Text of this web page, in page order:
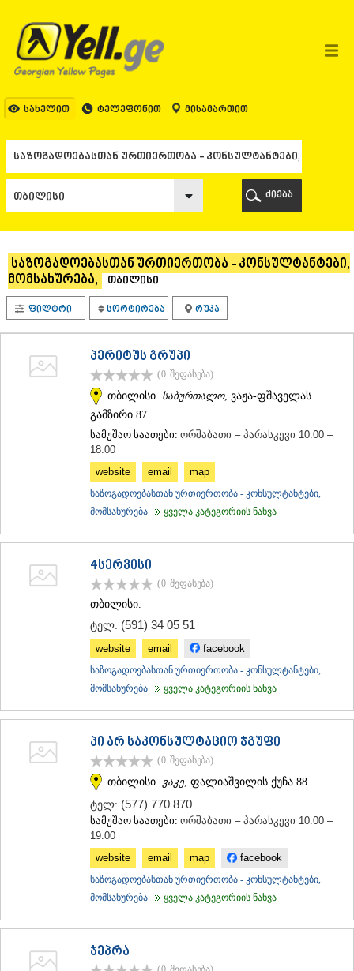
სახელით ტელეფონით მისამართით
ᲗᲑᲘᲚᲘᲡᲘ
ᲗᲑᲘᲚᲘᲡᲘ
ᲐᲤᲮᲐᲖᲔᲗᲘ
ᲒᲐᲚᲘ
ᲑᲐᲗᲣᲛᲘ
ᲥᲝᲑᲣᲚᲔᲗᲘ
ᲨᲣᲐᲮᲔᲕᲘ
ᲩᲐᲥᲕᲘ
ᲝᲖᲣᲠᲒᲔᲗᲘ
ᲩᲝᲮᲐᲢᲐᲣᲠᲘ
ᲣᲠᲔᲙᲘ
ᲘᲛᲔᲠᲔᲗᲘ
ᲑᲐᲦᲓᲐᲗᲘ
ᲕᲐᲜᲘ
ᲗᲔᲠᲯᲝᲚᲐ
ᲒᲣᲠᲯᲐᲐᲜᲘ
ᲓᲔᲓᲝᲤᲚᲘᲡᲬᲧᲐᲠᲝ
ᲗᲔᲚᲐᲕᲘ
ᲚᲐᲒᲝᲓᲔᲮᲘ
ᲛᲪᲮᲔᲗᲐ–ᲛᲗᲘᲐᲜᲔᲗᲘ
ᲛᲪᲮᲔᲗᲐ
ᲡᲢᲔᲤᲐᲜᲬᲛᲘᲜᲓᲐ (ᲧᲐᲖᲑᲔᲒᲘ)
ᲒᲣᲓᲐᲣᲠᲘ
ᲐᲮᲐᲚᲒᲝᲠᲘ
ᲠᲐᲭᲐ-ᲚᲔᲩᲮᲣᲛᲘ/ᲥᲕᲔᲛᲝ ᲡᲕᲐᲜᲔᲗᲘ
ᲐᲛᲑᲠᲝᲚᲐᲣᲠᲘ
ᲡᲐᲛᲔᲒᲠᲔᲚᲝ/ᲖᲔᲛᲝ ᲡᲕᲐᲜᲔᲗᲘ
ᲛᲔᲡᲢᲘᲐ
ᲤᲝᲗᲘ
ძიება
საზოგადოებასთან ურთიერთობა - კონსულტანტები,
მომსახურება,
თბილისი
ფილტრი სორტირება რუკა
პერიტუს გრუპი
(0 შეფასება)
თბილისი. საბურთალო, ვაჟა-ფშაველას
გამზირი 87
სამუშაო საათები: ორშაბათი – პარასკევი 10:00 –
18:00
website
email map
საზოგადოებასთან ურთიერთობა - კონსულტანტები,
მომსახურება
ყველა კატეგორიის ნახვა
4სერვისი
(0 შეფასება)
თბილისი.
ტელ: (591) 34 05 51
website email facebook
საზოგადოებასთან ურთიერთობა - კონსულტანტები,
მომსახურება
ყველა კატეგორიის ნახვა
პი არ საკონსულტაციო ჯგუფი
(0 შეფასება)
თბილისი. ვაკე , ფალიაშვილის ქუჩა 88
ტელ: (577) 770 870
სამუშაო საათები: ორშაბათი – პარასკევი 10:00 –
19:00
website
email map facebook
საზოგადოებასთან ურთიერთობა - კონსულტანტები,
მომსახურება
ყველა კატეგორიის ნახვა
ჯეპრა